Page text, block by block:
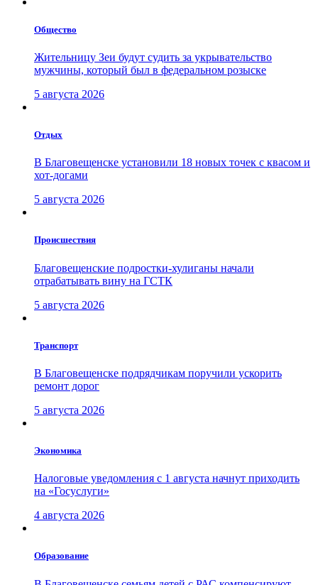
Общество
Жительницу Зеи будут судить за укрывательство
мужчины, который был в федеральном розыске
5 августа 2026
Отдых
В Благовещенске установили 18 новых точек с квасом и
хот-догами
5 августа 2026
Проиcшествия
Благовещенские подростки-хулиганы начали
отрабатывать вину на ГСТК
5 августа 2026
Транспорт
В Благовещенске подрядчикам поручили ускорить
ремонт дорог
5 августа 2026
Экономика
Налоговые уведомления с 1 августа начнут приходить
на «Госуслуги»
4 августа 2026
Образование